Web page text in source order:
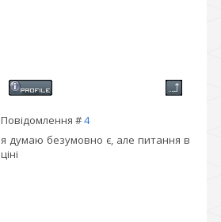
Повідомлення #4
я думаю безумовно є, але питання в
ціні